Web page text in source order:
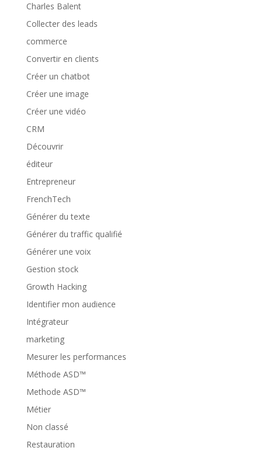
Charles Balent
Collecter des leads
commerce
Convertir en clients
Créer un chatbot
Créer une image
Créer une vidéo
CRM
Découvrir
éditeur
Entrepreneur
FrenchTech
Générer du texte
Générer du traffic qualifié
Générer une voix
Gestion stock
Growth Hacking
Identifier mon audience
Intégrateur
marketing
Mesurer les performances
Méthode ASD™
Methode ASD™
Métier
Non classé
Restauration